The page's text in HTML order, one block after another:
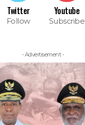
Twitter
Follow
Youtube
Subscribe
- Advertisement -